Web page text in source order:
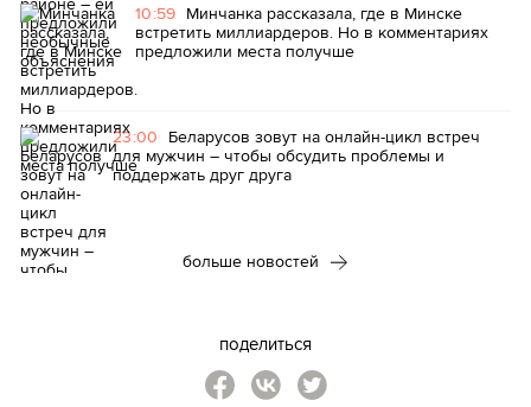
10:59 Минчанка рассказала, где в Минске
встретить миллиардеров. Но в комментариях
предложили места получше
23:00 Беларусов зовут на онлайн-цикл встреч
для мужчин – чтобы обсудить проблемы и
поддержать друг друга
больше новостей
поделиться